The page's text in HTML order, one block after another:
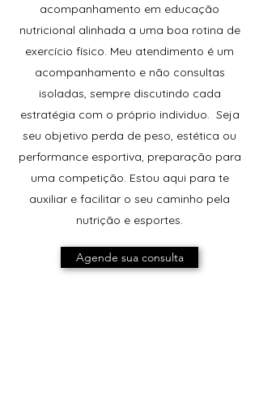
acompanhamento em educação
nutricional alinhada a uma boa rotina de
exercício físico. Meu atendimento é um
acompanhamento e não consultas
isoladas, sempre discutindo cada
estratégia com o próprio individuo. Seja
seu objetivo perda de peso, estética ou
performance esportiva, preparação para
uma competição. Estou aqui para te
auxiliar e facilitar o seu caminho pela
nutrição e esportes.
Agende sua consulta